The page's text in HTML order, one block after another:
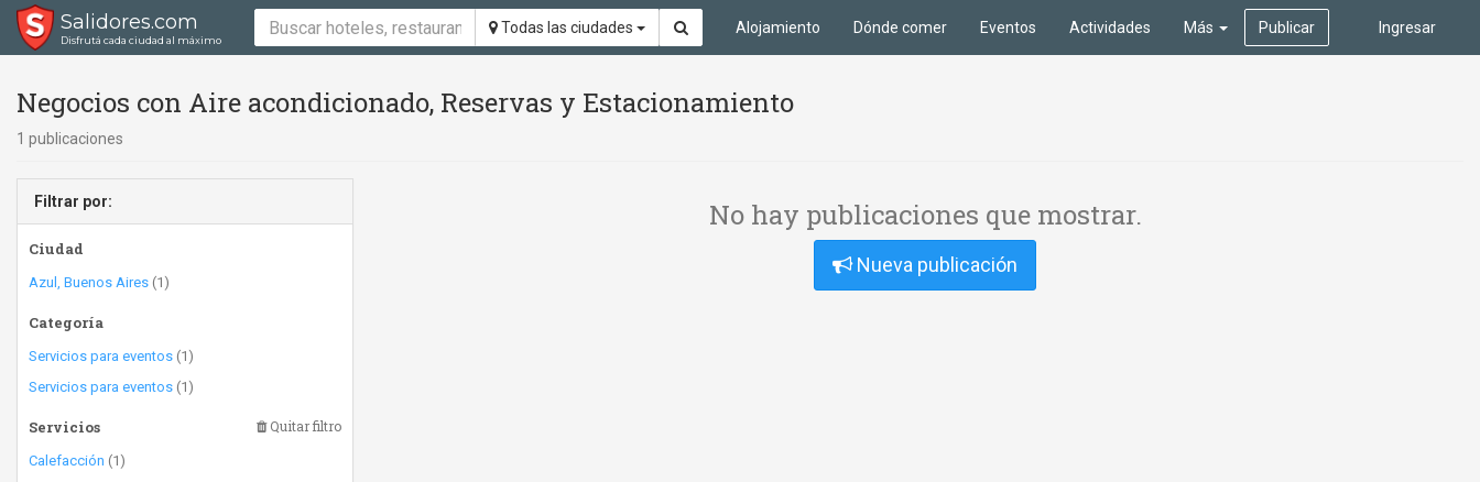
Salidores.com
Disfrutá cada ciudad al máximo
Todas las ciudades Ingresar
Alojamiento Dónde comer Eventos Actividades Más Publicar
Negocios con Aire acondicionado, Reservas y Estacionamiento
1 publicaciones
Filtrar por:
Ciudad
Azul, Buenos Aires (1)
Categoría
Servicios para eventos (1)
Servicios para eventos (1)
Servicios Quitar filtro
Calefacción (1)
No hay publicaciones que mostrar.
Nueva publicación